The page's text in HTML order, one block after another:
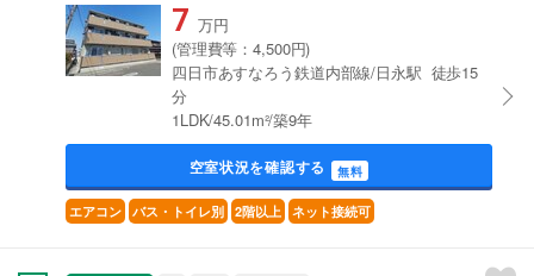
7 万円
(管理費等：4,500円)
四日市あすなろう鉄道内部線/日永駅 徒歩15
分
1LDK/45.01m²/築9年
空室状況を確認する 無料
エアコン バス・トイレ別 2階以上 ネット接続可